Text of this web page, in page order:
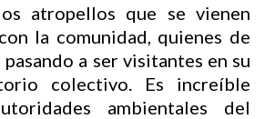
atropellos que se vienen
la comunidad, quienes de
a ser visitantes en su
colectivo. Es increíble
ambientales del